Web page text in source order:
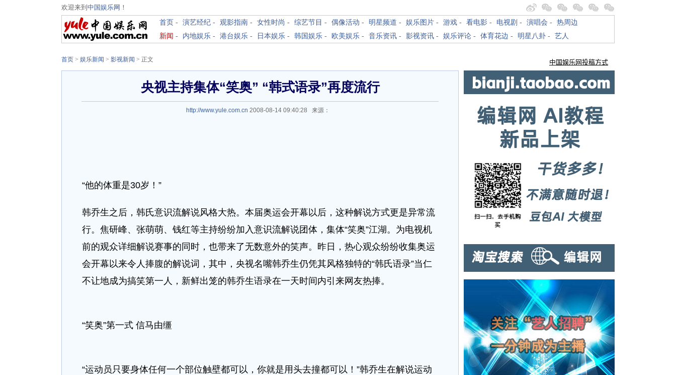
欢迎来到 中国娱乐网 ！
首页 - 演艺经纪 - 观影指南 - 女性时尚 - 综艺节目 - 偶像活动 - 明星频道 - 娱乐图片 - 游戏 - 看电影 - 电视剧 - 演唱会 - 热周边
新闻 - 内地娱乐 - 港台娱乐 - 日本娱乐 - 韩国娱乐 - 欧美娱乐 - 音乐资讯 - 影视资讯 - 娱乐评论 - 体育花边 - 明星八卦 - 艺人
首页 > 娱乐新闻 > 影视新闻 > 正文
央视主持集体“笑奥” “韩式语录”再度流行
http://www.yule.com.cn 2008-08-14 09:40:28 来源：
“他的体重是30岁！”
韩乔生之后，韩氏意识流解说风格大热。本届奥运会开幕以后，这种解说方式更是异常流
行。焦研峰、张萌萌、钱红等主持纷纷加入意识流解说团体，集体“笑奥”江湖。为电视机
前的观众详细解说赛事的同时，也带来了无数意外的笑声。昨日，热心观众纷纷收集奥运
会开幕以来令人捧腹的解说词，其中，央视名嘴韩乔生仍凭其风格独特的“韩氏语录”当仁
不让地成为搞笑第一人，新鲜出笼的韩乔生语录在一天时间内引来网友热捧。
“笑奥”第一式 信马由缰
“运动员只要身体任何一个部位触壁都可以，你就是用头去撞都可以！”韩乔生在解说运动